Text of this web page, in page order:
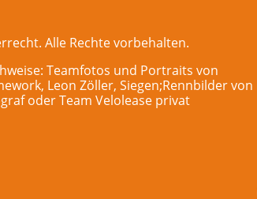
Alle Rechte vorbehalten.
Teamfotos und Portraits von
Leon Zöller, Siegen;Rennbilder von
oder Team Velolease privat